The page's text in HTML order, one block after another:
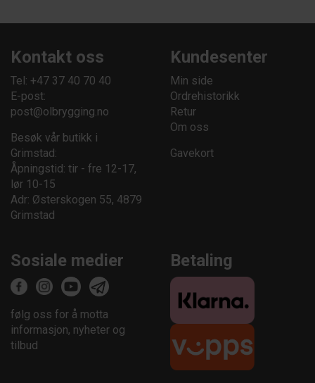
Kontakt oss
Tel: +47 37 40 70 40
E-post:
post@olbrygging.no
Besøk vår butikk i
Grimstad:
Åpningstid: tir - fre 12-17,
lør 10-15
Adr: Østerskogen 55, 4879
Grimstad
Kundesenter
Min side
Ordrehistorikk
Retur
Om oss
Gavekort
Sosiale medier
følg oss for å motta
informasjon, nyheter og
tilbud
Betaling